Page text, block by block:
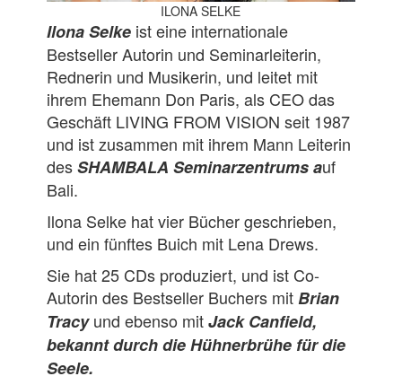
ILONA SELKE
Ilona Selke ist eine internationale
Bestseller Autorin und Seminarleiterin,
Rednerin und Musikerin, und leitet mit
ihrem Ehemann Don Paris, als CEO das
Geschäft LIVING FROM VISION seit 1987
und ist zusammen mit ihrem Mann Leiterin
desSHAMBALA Seminarzentrums auf
Bali.
Ilona Selke hat vier Bücher geschrieben,
und ein fünftes Buich mit Lena Drews.
Sie hat 25 CDs produziert, und ist Co-
Autorin des Bestseller Buchers mit Brian
Tracyund ebenso mitJack Canfield,
bekannt durch die Hühnerbrühe für die
Seele.